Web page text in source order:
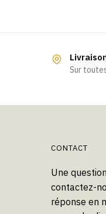
Sur
CONTACT
Une
contactez-
réponse en